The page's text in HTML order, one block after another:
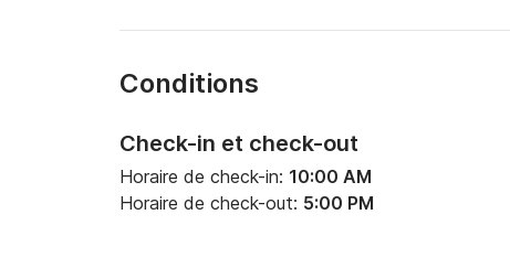
Conditions
Check-in et check-out
Horaire de check-in: 10:00 AM
Horaire de check-out: 5:00 PM